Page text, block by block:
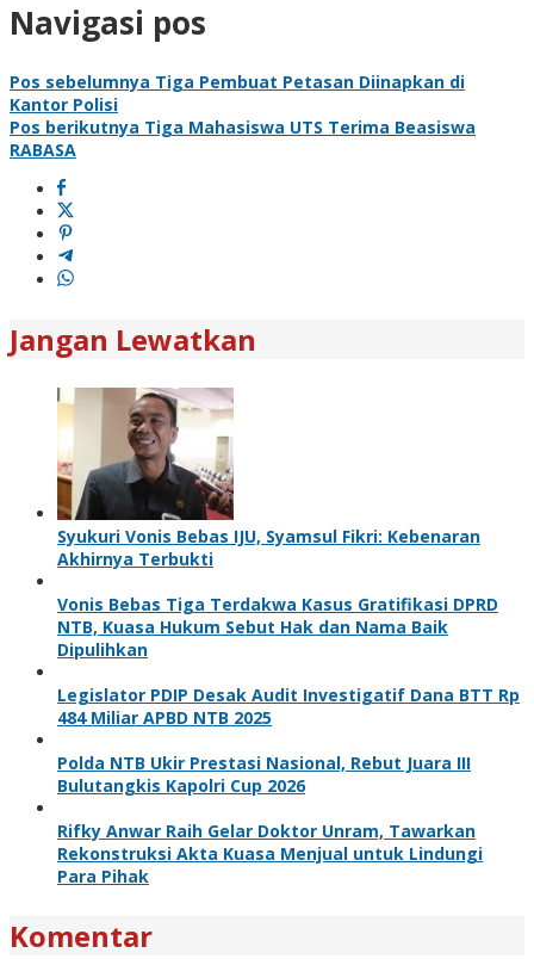
Navigasi pos
Pos sebelumnya Tiga Pembuat Petasan Diinapkan di
Kantor Polisi
Pos berikutnya Tiga Mahasiswa UTS Terima Beasiswa
RABASA
Jangan Lewatkan
Syukuri Vonis Bebas IJU, Syamsul Fikri: Kebenaran
Akhirnya Terbukti
Vonis Bebas Tiga Terdakwa Kasus Gratifikasi DPRD
NTB, Kuasa Hukum Sebut Hak dan Nama Baik
Dipulihkan
Legislator PDIP Desak Audit Investigatif Dana BTT Rp
484 Miliar APBD NTB 2025
Polda NTB Ukir Prestasi Nasional, Rebut Juara III
Bulutangkis Kapolri Cup 2026
Rifky Anwar Raih Gelar Doktor Unram, Tawarkan
Rekonstruksi Akta Kuasa Menjual untuk Lindungi
Para Pihak
Komentar